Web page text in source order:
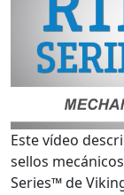
Este vídeo
sellos
Series™ de